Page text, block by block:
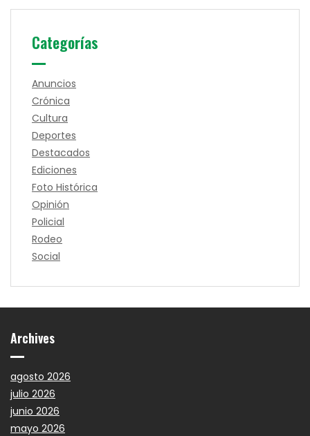
Categorías
Anuncios
Crónica
Cultura
Deportes
Destacados
Ediciones
Foto Histórica
Opinión
Policial
Rodeo
Social
Archives
agosto 2026
julio 2026
junio 2026
mayo 2026